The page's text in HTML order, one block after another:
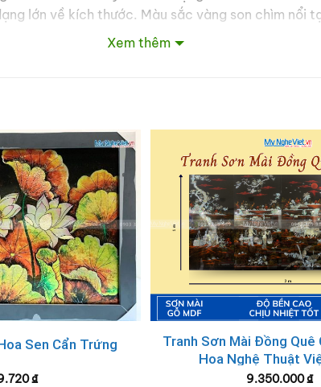
lớn về kích thước. Màu sắc vàng son chìm nổi
sảnh lớn hoặc văn phòng.
nghĩa. Tác phẩm giúp truyền tải trọn vẹn nét
tìm kiếm một món quà tặng độc đáo và giá trị?
nghệ thuật độc quyền!
Xem thêm
Sen Cẩn Trứng
₫
Tranh Sơn Mài Đồng Quê
Hoa Nghệ Thuật
9.350.000₫